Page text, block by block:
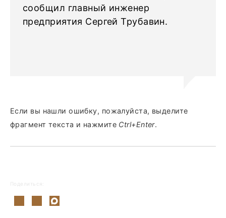
сообщил главный инженер
предприятия Сергей Трубавин.
Если вы нашли ошибку, пожалуйста, выделите
фрагмент текста и нажмите Ctrl+Enter.
Поделиться: